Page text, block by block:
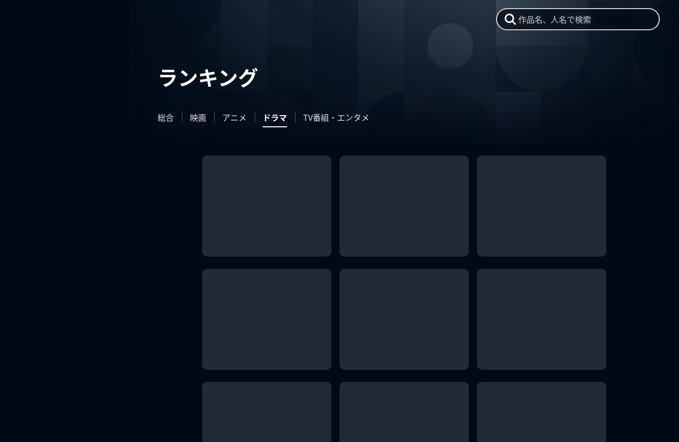
作品名、人名で検索
ランキング
総合 映画 アニメ ドラマ TV番組・エンタメ